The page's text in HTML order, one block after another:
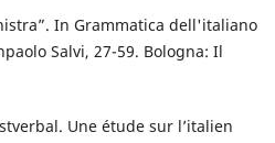
In Grammatica dell'italiano
Salvi, 27-59. Bologna: Il
Une étude sur l’italien